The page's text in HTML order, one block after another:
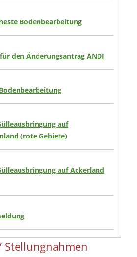
Bodenbearbeitung
den Änderungsantrag ANDI
auf
(rote Gebiete)
auf Ackerland
Stellungnahmen